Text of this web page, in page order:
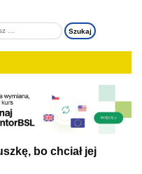
bo chciał jej